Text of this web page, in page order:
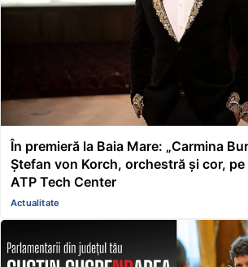
În premieră la Baia Mare: „Carmina
Ștefan von Korch, orchestră și cor,
ATP Tech Center
Actualitate